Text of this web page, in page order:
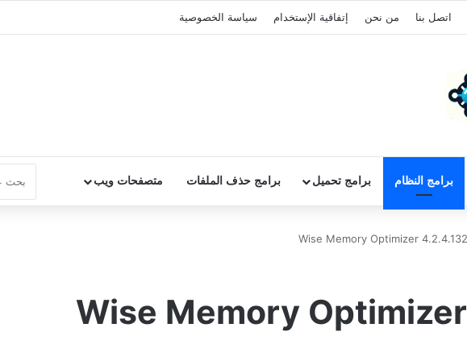
اتصل بنا من نحن إتفاقية الإستخدام سياسة الخصوصية
برامج النظام برامج تحميل برامج حذف الملفات متصفحات ويب
تحميل برنامج Wise Memory Optimizer